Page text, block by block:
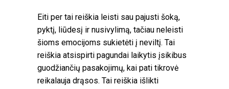
Eiti per tai reiškia leisti sau pajusti šoką,
pyktį, liūdesį ir nusivylimą, tačiau neleisti
šioms emocijoms sukietėti į neviltį. Tai
reiškia atsispirti pagundai laikytis įsikibus
guodžiančių pasakojimų, kai pati tikrovė
reikalauja drąsos. Tai reiškia išlikti